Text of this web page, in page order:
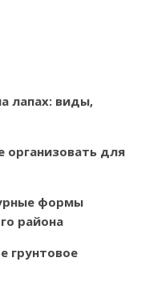
лапах: виды,
организовать для
формы
района
грунтовое